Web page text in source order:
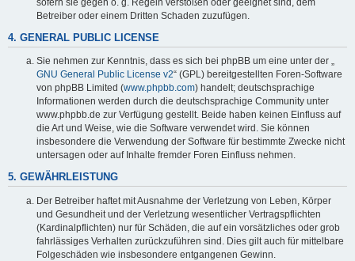
Betreiber oder einem Dritten Schaden zuzufügen.
4. GENERAL PUBLIC LICENSE
Sie nehmen zur Kenntnis, dass es sich bei phpBB um eine unter der „
GNU General Public License v2“ (GPL) bereitgestellten Foren-Software
von phpBB Limited (www.phpbb.com) handelt; deutschsprachige
Informationen werden durch die deutschsprachige Community unter
www.phpbb.de zur Verfügung gestellt. Beide haben keinen Einfluss auf
die Art und Weise, wie die Software verwendet wird. Sie können
insbesondere die Verwendung der Software für bestimmte Zwecke nicht
untersagen oder auf Inhalte fremder Foren Einfluss nehmen.
5. GEWÄHRLEISTUNG
Der Betreiber haftet mit Ausnahme der Verletzung von Leben, Körper
und Gesundheit und der Verletzung wesentlicher Vertragspflichten
(Kardinalpflichten) nur für Schäden, die auf ein vorsätzliches oder grob
fahrlässiges Verhalten zurückzuführen sind. Dies gilt auch für mittelbare
Folgeschäden wie insbesondere entgangenen Gewinn.